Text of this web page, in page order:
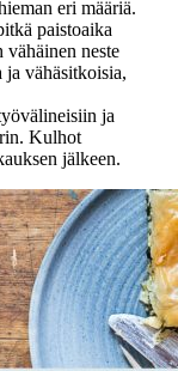
eri määriä.
paistoaika
neste
ja vähäsitkoisia,
ja
Kulhot
jälkeen.